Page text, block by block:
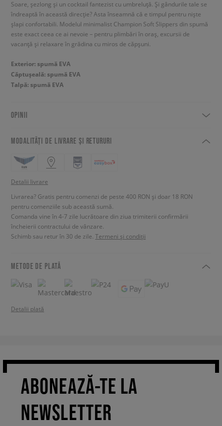
Soare, șezlong și un cocktail fantezist cu umbreluță. Și gândurile tale se
îndreaptă în această direcție? Asta înseamnă că e timpul pentru niște
șlapi confortabili. Modelul minimalist Champion Soft Slippers din spumă
este exact ceea ce ai nevoie – pentru plimbări în oraș, excursii de
vacanță și relaxare în grădina cu miros de căpșuni.
Exterior: spumă EVA
Căptușeală: spumă EVA
Talpă: spumă EVA
OPINII
MODALITĂȚI DE LIVRARE ȘI RETURURI
Detalii livrare
Livrarea? Gratis pentru comenzi de peste 400 RON și doar 18 RON
pentru comenziile sub această sumă.
Comanda vine în 4-7 zile lucrătoare din ziua trimiterii confirmării
încheierii contractului de vânzare.
Schimb sau retur în 30 de zile. Termeni și condiții
METODE DE PLATĂ
Detalii plată
ABONEAZĂ-TE LA
NEWSLETTER